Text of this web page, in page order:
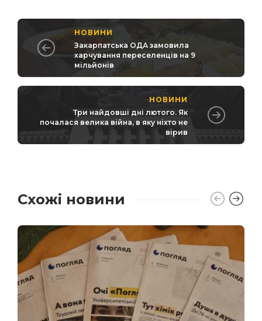
НОВИНИ
Закарпатська ОДА замовила
харчування переселенців на 9
мільйонів
НОВИНИ
Три найдовші дні лютого. Як
почалася велика війна, в яку ніхто не
вірив
Схожі новини